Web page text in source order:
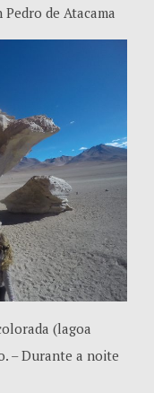
de Atacama
(lagoa
– Durante a noite